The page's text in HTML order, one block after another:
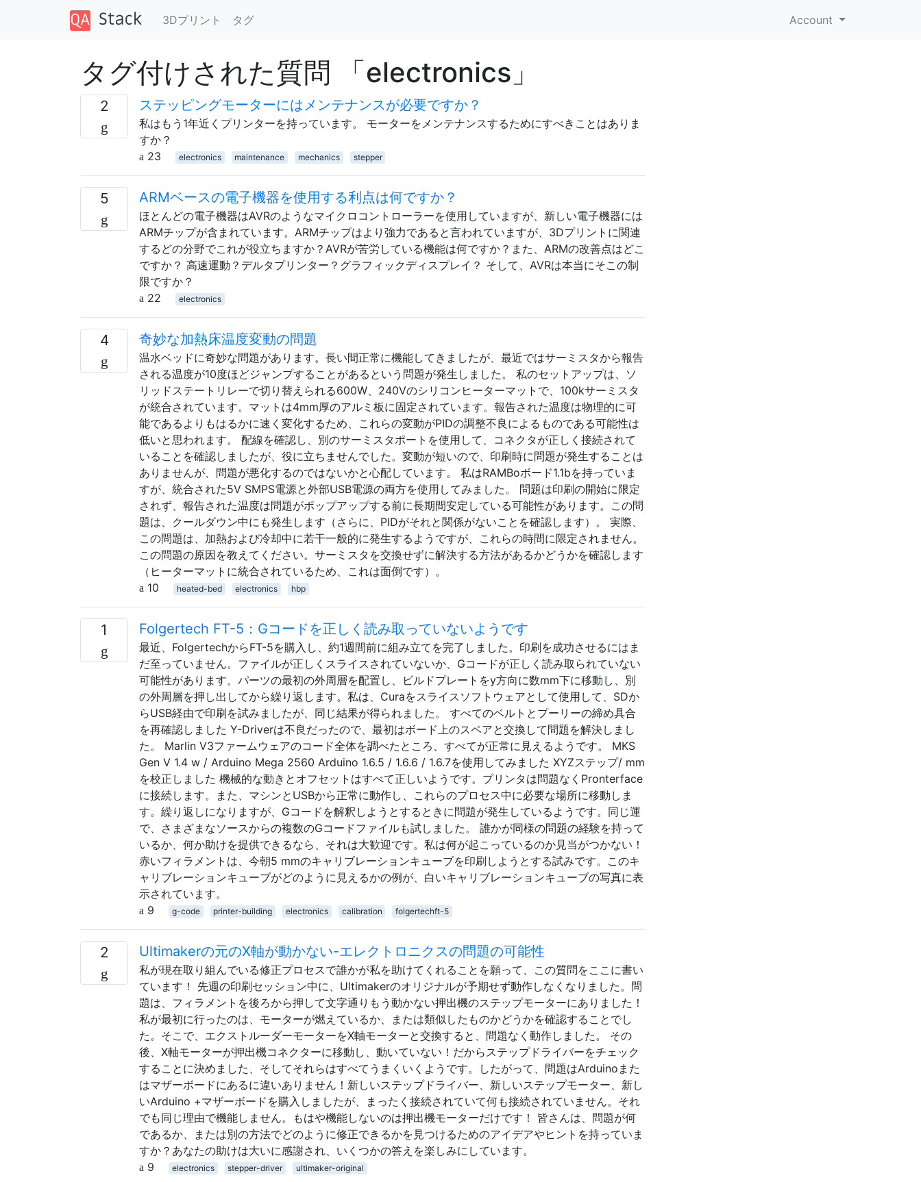
3Dプリント タグ Account
タグ付けされた質問 「electronics」
2 ステッピングモーターにはメンテナンスが必要ですか？
私はもう1年近くプリンターを持っています。 モーターをメンテナンスするためにすべきことはありま
すか？
23
electronics maintenance mechanics stepper
5 ARMベースの電子機器を使用する利点は何ですか？
ほとんどの電子機器はAVRのようなマイクロコントローラーを使用していますが、新しい電子機器には
ARMチップが含まれています。ARMチップはより強力であると言われていますが、3Dプリントに関連
するどの分野でこれが役立ちますか？AVRが苦労している機能は何ですか？また、ARMの改善点はどこ
ですか？ 高速運動？デルタプリンター？グラフィックディスプレイ？ そして、AVRは本当にそこの制
限ですか？
22
electronics
4 奇妙な加熱床温度変動の問題
温水ベッドに奇妙な問題があります。長い間正常に機能してきましたが、最近ではサーミスタから報告
される温度が10度ほどジャンプすることがあるという問題が発生しました。 私のセットアップは、ソ
リッドステートリレーで切り替えられる600W、240Vのシリコンヒーターマットで、100kサーミスタ
が統合されています。マットは4mm厚のアルミ板に固定されています。報告された温度は物理的に可
能であるよりもはるかに速く変化するため、これらの変動がPIDの調整不良によるものである可能性は
低いと思われます。 配線を確認し、別のサーミスタポートを使用して、コネクタが正しく接続されて
いることを確認しましたが、役に立ちませんでした。変動が短いので、印刷時に問題が発生することは
ありませんが、問題が悪化するのではないかと心配しています。 私はRAMBoボード1.1bを持っていま
すが、統合された5V SMPS電源と外部USB電源の両方を使用してみました。 問題は印刷の開始に限定
されず、報告された温度は問題がポップアップする前に長期間安定している可能性があります。この問
題は、クールダウン中にも発生します（さらに、PIDがそれと関係がないことを確認します）。 実際、
この問題は、加熱および冷却中に若干一般的に発生するようですが、これらの時間に限定されません。
この問題の原因を教えてください。サーミスタを交換せずに解決する方法があるかどうかを確認します
（ヒーターマットに統合されているため、これは面倒です）。
10
heated-bed electronics hbp
1 Folgertech FT-5：Gコードを正しく読み取っていないようです
最近、FolgertechからFT-5を購入し、約1週間前に組み立てを完了しました。印刷を成功させるにはま
だ至っていません。ファイルが正しくスライスされていないか、Gコードが正しく読み取られていない
可能性があります。パーツの最初の外周層を配置し、ビルドプレートをy方向に数mm下に移動し、別
の外周層を押し出してから繰り返します。私は、Curaをスライスソフトウェアとして使用して、SDか
らUSB経由で印刷を試みましたが、同じ結果が得られました。 すべてのベルトとプーリーの締め具合
を再確認しました Y-Driverは不良だったので、最初はボード上のスペアと交換して問題を解決しまし
た。 Marlin V3ファームウェアのコード全体を調べたところ、すべてが正常に見えるようです。 MKS
Gen V 1.4 w / Arduino Mega 2560 Arduino 1.6.5 / 1.6.6 / 1.6.7を使用してみました XYZステップ/ mm
を校正しました 機械的な動きとオフセットはすべて正しいようです。プリンタは問題なくPronterface
に接続します。また、マシンとUSBから正常に動作し、これらのプロセス中に必要な場所に移動しま
す。繰り返しになりますが、Gコードを解釈しようとするときに問題が発生しているようです。同じ運
で、さまざまなソースからの複数のGコードファイルも試しました。 誰かが同様の問題の経験を持って
いるか、何か助けを提供できるなら、それは大歓迎です。私は何が起こっているのか見当がつかない！
赤いフィラメントは、今朝5 mmのキャリブレーションキューブを印刷しようとする試みです。このキ
ャリブレーションキューブがどのように見えるかの例が、白いキャリブレーションキューブの写真に表
示されています。
9
g-code printer-building electronics calibration folgertechft-5
2 Ultimakerの元のX軸が動かない-エレクトロニクスの問題の可能性
私が現在取り組んでいる修正プロセスで誰かが私を助けてくれることを願って、この質問をここに書い
ています！ 先週の印刷セッション中に、Ultimakerのオリジナルが予期せず動作しなくなりました。問
題は、フィラメントを後ろから押して文字通りもう動かない押出機のステップモーターにありました！
私が最初に行ったのは、モーターが燃えているか、または類似したものかどうかを確認することでし
た。そこで、エクストルーダーモーターをX軸モーターと交換すると、問題なく動作しました。 その
後、X軸モーターが押出機コネクターに移動し、動いていない！だからステップドライバーをチェック
することに決めました、そしてそれらはすべてうまくいくようです。したがって、問題はArduinoまた
はマザーボードにあるに違いありません！新しいステップドライバー、新しいステップモーター、新し
いArduino +マザーボードを購入しましたが、まったく接続されていて何も接続されていません。それ
でも同じ理由で機能しません。もはや機能しないのは押出機モーターだけです！ 皆さんは、問題が何
であるか、または別の方法でどのように修正できるかを見つけるためのアイデアやヒントを持っていま
すか？あなたの助けは大いに感謝され、いくつかの答えを楽しみにしています。
9
electronics stepper-driver ultimaker-original